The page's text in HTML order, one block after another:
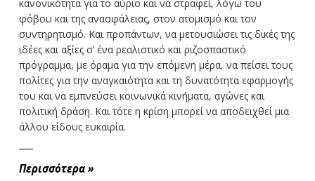
κανονικότητα για το αύριο και να στραφεί, λόγω του
φόβου και της ανασφάλειας, στον ατομισμό και τον
συντηρητισμό. Και προπάντων, να μετουσιώσει τις δικές της
ιδέες και αξίες σ’ ένα ρεαλιστικό και ριζοσπαστικό
πρόγραμμα, με όραμα για την επόμενη μέρα, να πείσει τους
πολίτες για την αναγκαιότητα και τη δυνατότητα εφαρμογής
του και να εμπνεύσει κοινωνικά κινήματα, αγώνες και
πολιτική δράση. Και τότε η κρίση μπορεί να αποδειχθεί μια
άλλου είδους ευκαιρία.
Περισσότερα »